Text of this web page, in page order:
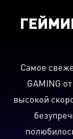
Самое
GAMING
высокой